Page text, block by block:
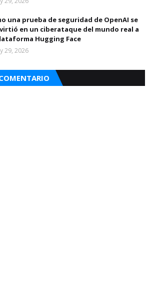
una prueba de seguridad de OpenAI se
en un ciberataque del mundo real a
Hugging Face
29, 2026